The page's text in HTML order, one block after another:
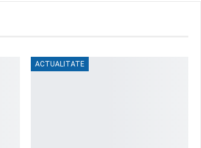
ACTUALITATE